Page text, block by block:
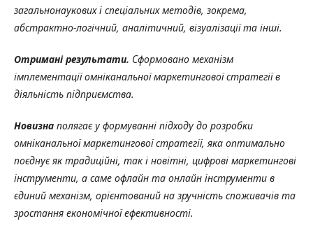
загальнонаукових і спеціальних методів, зокрема,
абстрактно-логічний, аналітичний, візуалізації та інші.
Отримані результати. Сформовано механізм
імплементації омніканальної маркетингової стратегії в
діяльність підприємства.
Новизна полягає уформуванні підходу до розробки
омніканальної маркетингової стратегії, яка оптимально
поєднує як традиційні, так і новітні, цифрові маркетингові
інструменти, а саме офлайн та онлайн інструменти в
єдиний механізм, орієнтований на зручність споживачів та
зростання економічної ефективності.